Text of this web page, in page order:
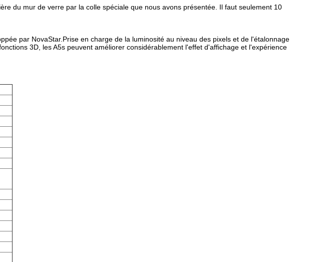
du mur de verre par la colle spéciale que nous avons présentée. Il faut seulement 10
par NovaStar.Prise en charge de la luminosité au niveau des pixels et de l'étalonnage
3D, les A5s peuvent améliorer considérablement l'effet d'affichage et l'expérience